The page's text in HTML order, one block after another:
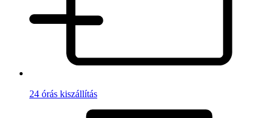
24 órás kiszállítás